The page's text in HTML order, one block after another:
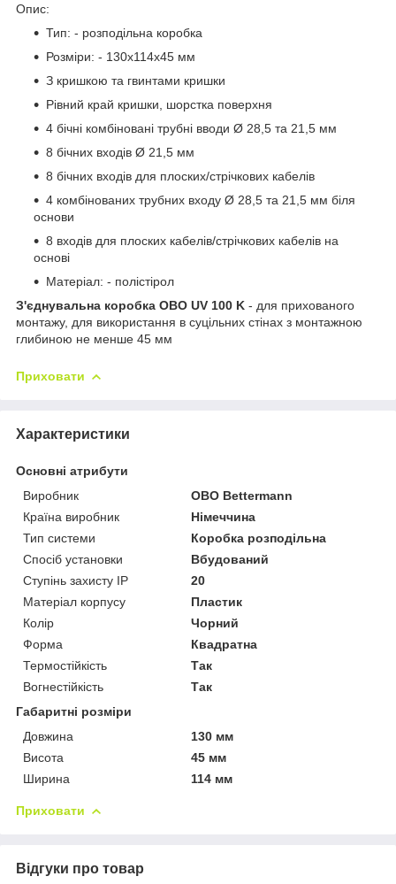
Опис:
Тип: - розподільна коробка
Розміри: - 130х114х45 мм
З кришкою та гвинтами кришки
Рівний край кришки, шорстка поверхня
4 бічні комбіновані трубні вводи Ø 28,5 та 21,5 мм
8 бічних входів Ø 21,5 мм
8 бічних входів для плоских/стрічкових кабелів
4 комбінованих трубних входу Ø 28,5 та 21,5 мм біля
основи
8 входів для плоских кабелів/стрічкових кабелів на
основі
Матеріал: - полістірол
З'єднувальна коробка OBO UV 100 K - для прихованого
монтажу, для використання в суцільних стінах з монтажною
глибиною не менше 45 мм
Приховати
Характеристики
Основні атрибути
Виробник
OBO Bettermann
Країна виробник
Німеччина
Тип системи
Коробка розподільна
Спосіб установки
Вбудований
Ступінь захисту IP
20
Матеріал корпусу
Пластик
Колір
Чорний
Форма
Квадратна
Термостійкість
Так
Вогнестійкість
Так
Габаритні розміри
Довжина
130 мм
Висота
45 мм
Ширина
114 мм
Приховати
Відгуки про товар